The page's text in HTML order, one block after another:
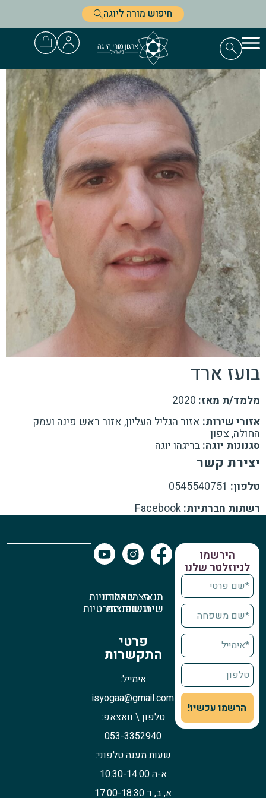
חיפוש מורה ליוגה
בועז ארד
מלמד/ת מאז:
אזורי שירות: אזור הגליל העליון, אזור ראש פינה ועמק
החולה, צפון
סגנונות יוגה: בריגהו יוגה
יצירת קשר
טלפון: 0545540751
רשתות חברתיות: Facebook
הירשמו
לניוזלטר שלנו
הרשמו עכשיו!
תנאי
שימוש
הצהרת
נגישות
שאלות
נפוצות
מדיניות
הפרטיות
פרטי
התקשרות
אימייל:
isyogaa@gmail.com
טלפון \ וואצאפ:
053-3352940
שעות מענה טלפוני:
א-ה 10:30-14:00
א, ב, ד 17:00-18:30